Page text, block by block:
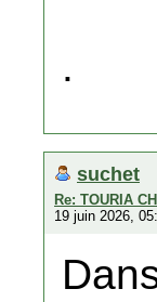
.
suchet
Re: TOURIA
19 juin 2026,